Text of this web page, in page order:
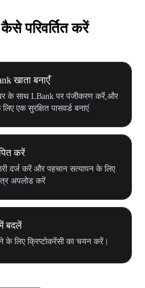
परिवर्तित करें
खाता बनाएँ
के साथ LBank पर पंजीकरण करें,और
एक सुरक्षित पासवर्ड बनाएं
करें
दर्ज करें और पहचान सत्यापन के लिए
अपलोड करें
बदलें
के लिए क्रिप्टोकरेंसी का चयन करें।